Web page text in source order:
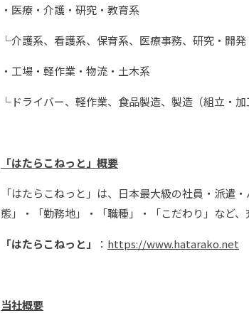
・医療・介護・研究・教育系
└介護系、看護系、保育系、医療事務、研究・開
・工場・軽作業・物流・土木系
└ドライバー、軽作業、食品製造、製造（組立・
「はたらこねっと」概要
「はたらこねっと」は、日本最大級の社員・派遣
態」・「勤務地」・「職種」・「こだわり」など
「はたらこねっと」 ： https://www.hatarako.net
当社概要